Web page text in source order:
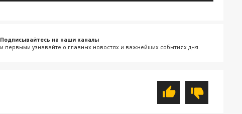
Подписывайтесь на наши каналы
и первыми узнавайте о главных новостях и важнейших событиях дня.